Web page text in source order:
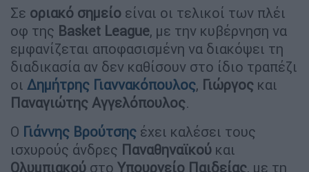
Σε οριακό σημείο είναι οι τελικοί των πλέι
οφ της Basket League, με την κυβέρνηση να
εμφανίζεται αποφασισμένη να διακόψει τη
διαδικασία αν δεν καθίσουν στο ίδιο τραπέζι
οι Δημήτρης Γιαννακόπουλος, Γιώργος και
Παναγιώτης Αγγελόπουλος.
Ο Γιάννης Βρούτσης έχει καλέσει τους
ισχυρούς άνδρες Παναθηναϊκού και
Ολυμπιακού στο Υπουργείο Παιδείας, με τη